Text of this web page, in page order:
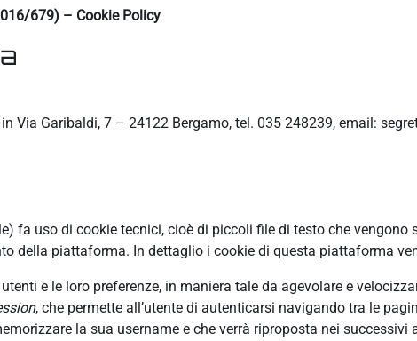
679) – Cookie Policy
Via Garibaldi, 7 – 24122 Bergamo, tel. 035 248239, email:
fa uso di cookie tecnici, cioè di piccoli file di testo che
della piattaforma. In dettaglio i cookie di questa piattaforma
e le loro preferenze, in maniera tale da agevolare e
, che permette all’utente di autenticarsi navigando tra le
la sua username e che verrà riproposta nei